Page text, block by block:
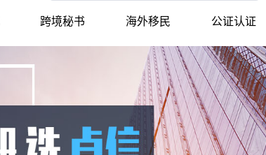
跨境秘书 海外移民 公证认证